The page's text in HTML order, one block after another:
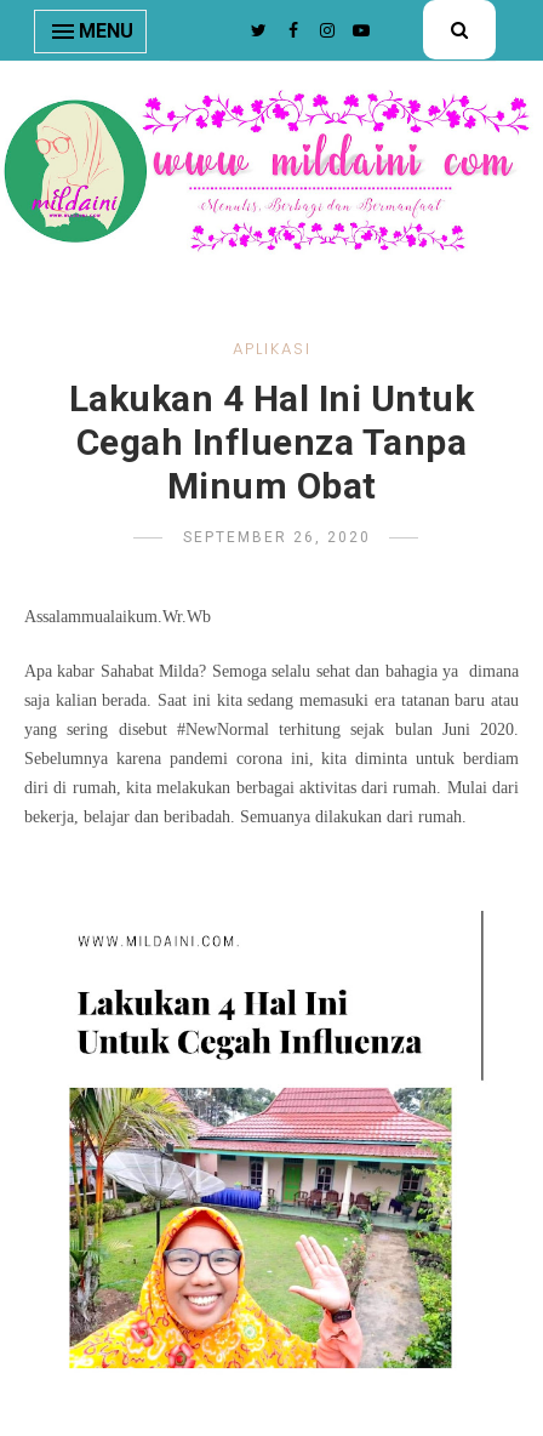
nav#menunav { border-bottom: 1px solid #e8e8e8; }
MENU
APLIKASI
Lakukan 4 Hal Ini Untuk
Cegah Influenza Tanpa
Minum Obat
SEPTEMBER 26, 2020
Assalammualaikum.Wr.Wb
Apa kabar Sahabat Milda? Semoga selalu sehat dan bahagia ya dimana
saja kalian berada. Saat ini kita sedang memasuki era tatanan baru atau
yang sering disebut #NewNormal terhitung sejak bulan Juni 2020.
Sebelumnya karena pandemi corona ini, kita diminta untuk berdiam
diri di rumah, kita melakukan berbagai aktivitas dari rumah. Mulai dari
bekerja, belajar dan beribadah. Semuanya dilakukan dari rumah.